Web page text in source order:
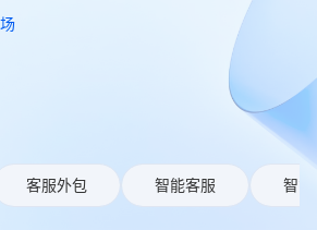
客服外包 智能客服 智能